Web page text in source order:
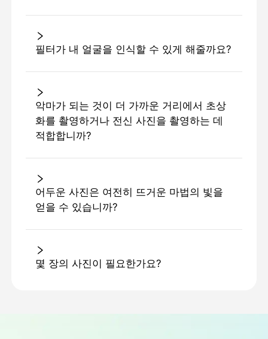
필터가 내 얼굴을 인식할 수 있게 해줄까요?
악마가 되는 것이 더 가까운 거리에서 초상
화를 촬영하거나 전신 사진을 촬영하는 데
적합합니까?
어두운 사진은 여전히 ​​뜨거운 마법의 빛을
얻을 수 있습니까?
몇 장의 사진이 필요한가요?